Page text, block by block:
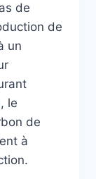
de
de
un
le
de
à